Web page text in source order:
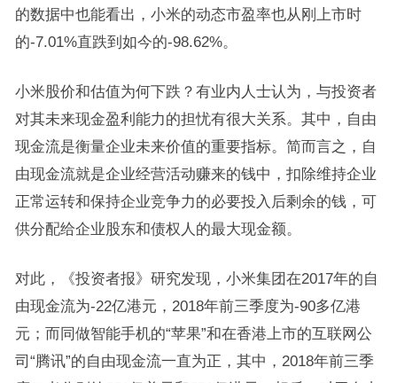
的数据中也能看出，小米的动态市盈率也从刚上市时
的-7.01%直跌到如今的-98.62%。
小米股价和估值为何下跌？有业内人士认为，与投资者
对其未来现金盈利能力的担忧有很大关系。其中，自由
现金流是衡量企业未来价值的重要指标。简而言之，自
由现金流就是企业经营活动赚来的钱中，扣除维持企业
正常运转和保持企业竞争力的必要投入后剩余的钱，可
供分配给企业股东和债权人的最大现金额。
对此，《投资者报》研究发现，小米集团在2017年的自
由现金流为-22亿港元，2018年前三季度为-90多亿港
元；而同做智能手机的“苹果”和在香港上市的互联网公
司“腾讯”的自由现金流一直为正，其中，2018年前三季